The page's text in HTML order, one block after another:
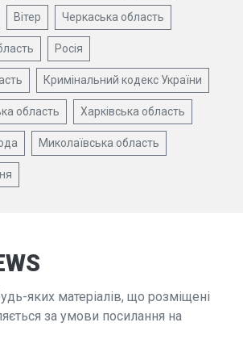
Вітер Черкаська область
Росія
Кримінальний кодекс України
область Харківська область
Миколаївська область
яких матеріалів, що розміщені
за умови посилання на